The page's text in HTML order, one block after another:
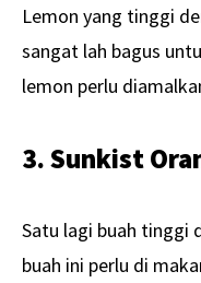
Lemon yang tinggi
sangat lah bagus
lemon perlu
3. Sunkist
Satu lagi buah tinggi
buah ini perlu di